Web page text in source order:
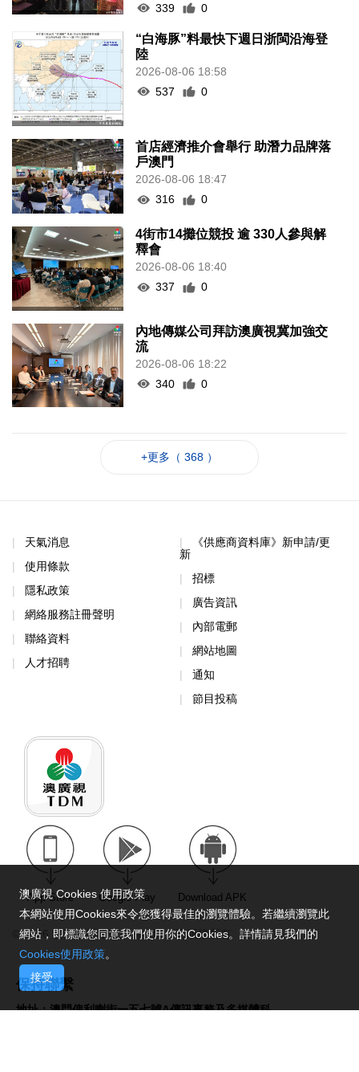
339
0
“白海豚”料最快下週日浙閩沿海登
陸
2026-08-06 18:58
537
0
首店經濟推介會舉行 助潛力品牌落
戶澳門
2026-08-06 18:47
316
0
4街市14攤位競投 逾 330人參與解
釋會
2026-08-06 18:40
337
0
內地傳媒公司拜訪澳廣視冀加強交
流
2026-08-06 18:22
340
0
+更多（ 368 ）
天氣消息
使用條款
隱私政策
網絡服務註冊聲明
聯絡資料
人才招聘
《供應商資料庫》新申請/更
新
招標
廣告資訊
內部電郵
網站地圖
通知
節目投稿
App Store Google Play Download APK
© 2026 澳門廣播電視股份有限公司版權所有
保持聯繫
地址：澳門俾利喇街一五七號A傳訊事務及多媒體科
澳廣視 Cookies 使用政策
本網站使用Cookies來令您獲得最佳的瀏覽體驗。若繼續瀏覽此
網站，即標識您同意我們使用你的Cookies。詳情請見我們的
Cookies使用政策。
接受